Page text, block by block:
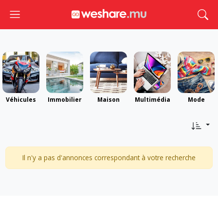
Toggle navigation
Véhicules Immobilier Maison Multimédia Mode
Il n'y a pas d'annonces correspondant à votre recherche